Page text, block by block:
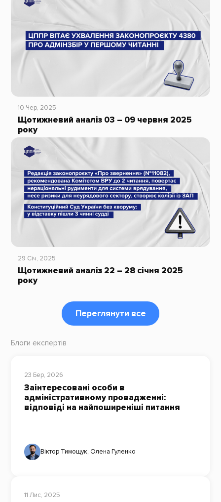
10 Чер, 2025
Щотижневий аналіз 03 – 09 червня 2025
року
29 Січ, 2025
Щотижневий аналіз 22 – 28 січня 2025
року
Переглянути все
Блоги експертів
23 Бер, 2026
Заінтересовані особи в
адміністративному провадженні:
відповіді на найпоширеніші питання
Віктор Тимощук, Олена Гуленко
11 Лис, 2025